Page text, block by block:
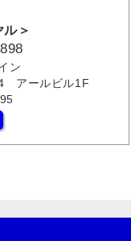
＞
ン
アールビル1F